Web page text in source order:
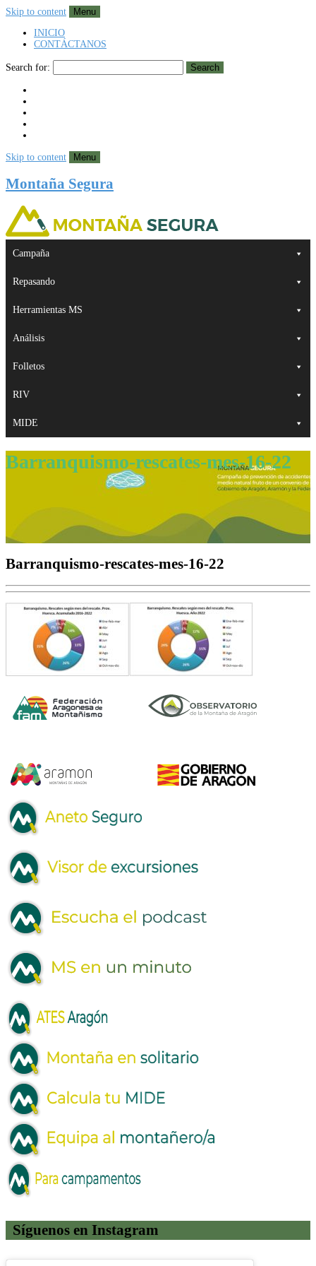
Skip to content
Menu
INICIO
CONTÁCTANOS
Search for: Search
Skip to content Menu
Montaña Segura
Campaña
Repasando
Herramientas MS
Análisis
Folletos
RIV
MIDE
Barranquismo-rescates-mes-16-22
Barranquismo-rescates-mes-16-22
Síguenos en Instagram